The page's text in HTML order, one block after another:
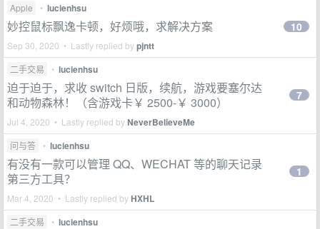
Apple • lucienhsu
妙控鼠标飘逸卡顿，好烦哦，求解决方案
Sep 30, 2020 • Lastly replied bypjntt
10
二手交易 • lucienhsu
迫于迫于，求收 switch 日版，续航，游戏要塞尔达
和动物森林！（含游戏卡￥ 2500-￥ 3000）
Jul 4, 2020 • Lastly replied byNeverBelieveMe
7
问与答 • lucienhsu
有没有一款可以管理 QQ、WECHAT 等的聊天记录
第三方工具？
Mar 4, 2020 • Lastly replied byHXHL
1
二手交易 • lucienhsu